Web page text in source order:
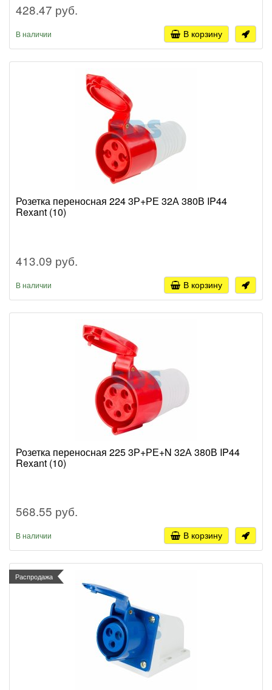
428.47 руб.
В наличии В корзину
Розетка переносная 224 3Р+РЕ 32А 380В IP44
Rexant (10)
413.09 руб.
В наличии В корзину
Розетка переносная 225 3Р+РЕ+N 32А 380В IP44
Rexant (10)
568.55 руб.
В наличии В корзину
Распродажа